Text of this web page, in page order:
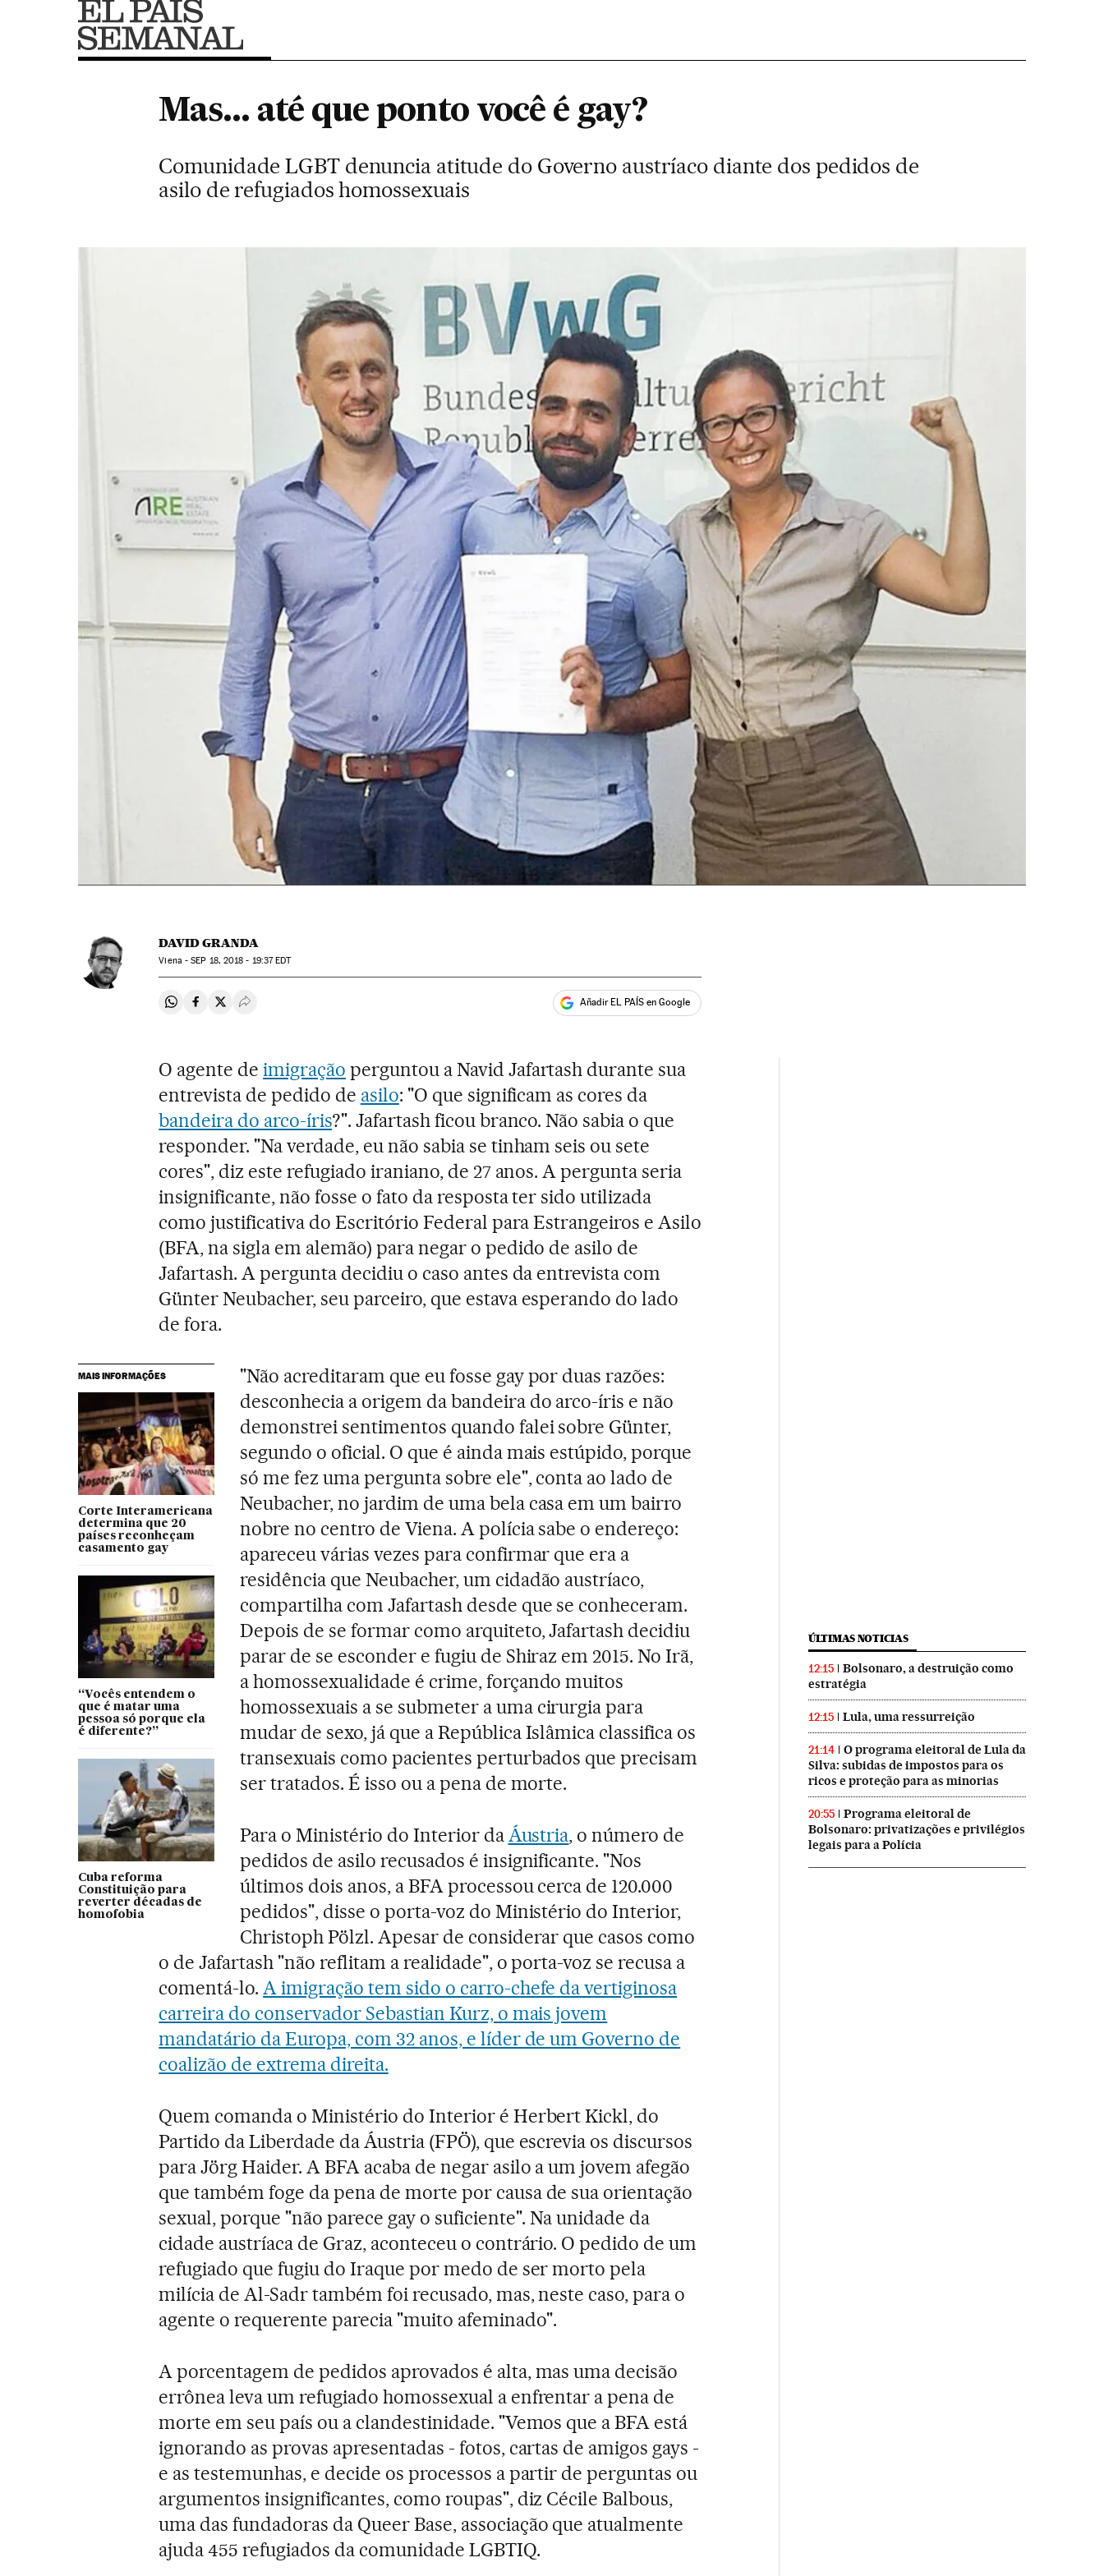
Mas... até que ponto você é gay?
Comunidade LGBT denuncia atitude do Governo austríaco diante dos pedidos de
asilo de refugiados homossexuais
DAVID GRANDA
Viena -SEP 18, 2018 - 19:37EDT
Compartir en Whatsapp
Compartir en Facebook
Compartir en Twitter
Desplegar Redes Sociales Añadir EL PAÍS en Google
O agente deimigração perguntou a Navid Jafartash durante sua
entrevista de pedido de asilo: "O que significam as cores da
bandeira do arco-íris?". Jafartash ficou branco. Não sabia o que
responder. "Na verdade, eu não sabia se tinham seis ou sete
cores", diz este refugiado iraniano, de 27 anos. A pergunta seria
insignificante, não fosse o fato da resposta ter sido utilizada
como justificativa do Escritório Federal para Estrangeiros e Asilo
(BFA, na sigla em alemão) para negar o pedido de asilo de
Jafartash. A pergunta decidiu o caso antes da entrevista com
Günter Neubacher, seu parceiro, que estava esperando do lado
de fora.
MAIS INFORMAÇÕES
Corte Interamericana
determina que 20
países reconheçam
casamento gay
“Vocês entendem o
que é matar uma
pessoa só porque ela
é diferente?”
Cuba reforma
Constituição para
reverter décadas de
homofobia
"Não acreditaram que eu fosse gay por duas razões:
desconhecia a origem da bandeira do arco-íris e não
demonstrei sentimentos quando falei sobre Günter,
segundo o oficial. O que é ainda mais estúpido, porque
só me fez uma pergunta sobre ele", conta ao lado de
Neubacher, no jardim de uma bela casa em um bairro
nobre no centro de Viena. A polícia sabe o endereço:
apareceu várias vezes para confirmar que era a
residência que Neubacher, um cidadão austríaco,
compartilha com Jafartash desde que se conheceram.
Depois de se formar como arquiteto, Jafartash decidiu
parar de se esconder e fugiu de Shiraz em 2015. No Irã,
a homossexualidade é crime, forçando muitos
homossexuais a se submeter a uma cirurgia para
mudar de sexo, já que a República Islâmica classifica os
transexuais como pacientes perturbados que precisam
ser tratados. É isso ou a pena de morte.
Para o Ministério do Interior daÁustria, o número de
pedidos de asilo recusados é insignificante. "Nos
últimos dois anos, a BFA processou cerca de 120.000
pedidos", disse o porta-voz do Ministério do Interior,
Christoph Pölzl. Apesar de considerar que casos como
o de Jafartash "não reflitam a realidade", o porta-voz se recusa a
comentá-lo.A imigração tem sido o carro-chefe da vertiginosa
carreira do conservador Sebastian Kurz, o mais jovem
mandatário da Europa, com 32 anos, e líder de um Governo de
coalizão de extrema direita.
Quem comanda o Ministério do Interior é Herbert Kickl, do
Partido da Liberdade da Áustria (FPÖ), que escrevia os discursos
para Jörg Haider. A BFA acaba de negar asilo a um jovem afegão
que também foge da pena de morte por causa de sua orientação
sexual, porque "não parece gay o suficiente". Na unidade da
cidade austríaca de Graz, aconteceu o contrário. O pedido de um
refugiado que fugiu do Iraque por medo de ser morto pela
milícia de Al-Sadr também foi recusado, mas, neste caso, para o
agente o requerente parecia "muito afeminado".
A porcentagem de pedidos aprovados é alta, mas uma decisão
errônea leva um refugiado homossexual a enfrentar a pena de
morte em seu país ou a clandestinidade. "Vemos que a BFA está
ignorando as provas apresentadas - fotos, cartas de amigos gays -
e as testemunhas, e decide os processos a partir de perguntas ou
argumentos insignificantes, como roupas", diz Cécile Balbous,
uma das fundadoras da Queer Base, associação que atualmente
ajuda 455 refugiados da comunidade LGBTIQ.
ÚLTIMAS NOTICIAS
12:15
Bolsonaro, a destruição como
estratégia
12:15 Lula, uma ressurreição
21:14
O programa eleitoral de Lula da
Silva: subidas de impostos para os
ricos e proteção para as minorias
20:55
Programa eleitoral de
Bolsonaro: privatizações e privilégios
legais para a Polícia